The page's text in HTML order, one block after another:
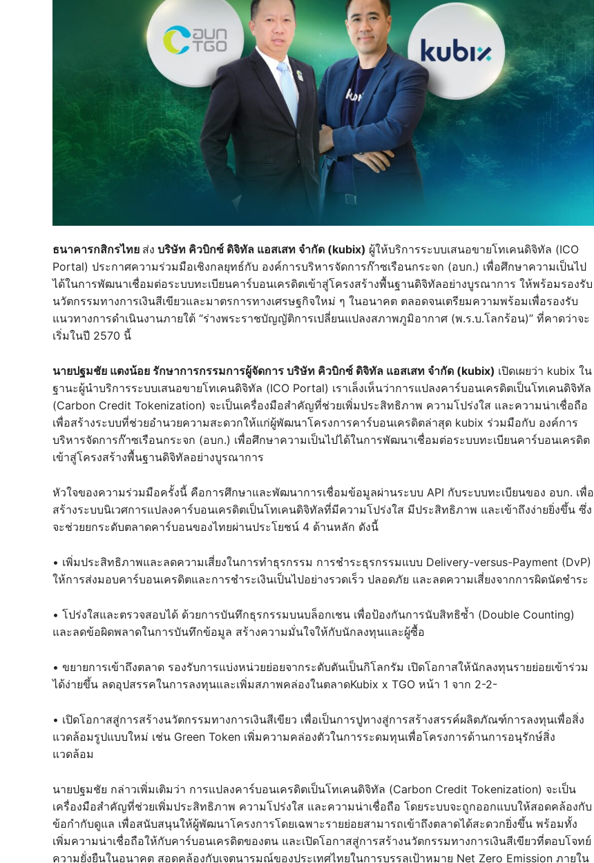
ธนาคารกสิกรไทย ส่ง บริษัท คิวบิกซ์ ดิจิทัล แอสเสท จำกัด (kubix) ผู้ให้บริการระบบเสนอขายโทเคนดิจิทัล (ICO
Portal) ประกาศความร่วมมือเชิงกลยุทธ์กับ องค์การบริหารจัดการก๊าซเรือนกระจก (อบก.) เพื่อศึกษาความเป็นไป
ได้ในการพัฒนาเชื่อมต่อระบบทะเบียนคาร์บอนเครดิตเข้าสู่โครงสร้างพื้นฐานดิจิทัลอย่างบูรณาการ ให้พร้อมรองรับ
นวัตกรรมทางการเงินสีเขียวและมาตรการทางเศรษฐกิจใหม่ ๆ ในอนาคต ตลอดจนเตรียมความพร้อมเพื่อรองรับ
แนวทางการดำเนินงานภายใต้ “ร่างพระราชบัญญัติการเปลี่ยนแปลงสภาพภูมิอากาศ (พ.ร.บ.โลกร้อน)” ที่คาดว่าจะ
เริ่มในปี 2570 นี้
นายปฐมชัย แตงน้อย รักษาการกรรมการผู้จัดการ บริษัท คิวบิกซ์ ดิจิทัล แอสเสท จำกัด (kubix) เปิดเผยว่า kubix ใน
ฐานะผู้นำบริการระบบเสนอขายโทเคนดิจิทัล (ICO Portal) เราเล็งเห็นว่าการแปลงคาร์บอนเครดิตเป็นโทเคนดิจิทัล
(Carbon Credit Tokenization) จะเป็นเครื่องมือสำคัญที่ช่วยเพิ่มประสิทธิภาพ ความโปร่งใส และความน่าเชื่อถือ
เพื่อสร้างระบบที่ช่วยอำนวยความสะดวกให้แก่ผู้พัฒนาโครงการคาร์บอนเครดิตล่าสุด kubix ร่วมมือกับ องค์การ
บริหารจัดการก๊าซเรือนกระจก (อบก.) เพื่อศึกษาความเป็นไปได้ในการพัฒนาเชื่อมต่อระบบทะเบียนคาร์บอนเครดิต
เข้าสู่โครงสร้างพื้นฐานดิจิทัลอย่างบูรณาการ
หัวใจของความร่วมมือครั้งนี้ คือการศึกษาและพัฒนาการเชื่อมข้อมูลผ่านระบบ API กับระบบทะเบียนของ อบก. เพื่อ
สร้างระบบนิเวศการแปลงคาร์บอนเครดิตเป็นโทเคนดิจิทัลที่มีความโปร่งใส มีประสิทธิภาพ และเข้าถึงง่ายยิ่งขึ้น ซึ่ง
จะช่วยยกระดับตลาดคาร์บอนของไทยผ่านประโยชน์ 4 ด้านหลัก ดังนี้
• เพิ่มประสิทธิภาพและลดความเสี่ยงในการทำธุรกรรม การชำระธุรกรรมแบบ Delivery-versus-Payment (DvP)
ให้การส่งมอบคาร์บอนเครดิตและการชำระเงินเป็นไปอย่างรวดเร็ว ปลอดภัย และลดความเสี่ยงจากการผิดนัดชำระ
• โปร่งใสและตรวจสอบได้ ด้วยการบันทึกธุรกรรมบนบล็อกเชน เพื่อป้องกันการนับสิทธิซ้ำ (Double Counting)
และลดข้อผิดพลาดในการบันทึกข้อมูล สร้างความมั่นใจให้กับนักลงทุนและผู้ซื้อ
• ขยายการเข้าถึงตลาด รองรับการแบ่งหน่วยย่อยจากระดับตันเป็นกิโลกรัม เปิดโอกาสให้นักลงทุนรายย่อยเข้าร่วม
ได้ง่ายขึ้น ลดอุปสรรคในการลงทุนและเพิ่มสภาพคล่องในตลาดKubix x TGO หน้า 1 จาก 2-2-
• เปิดโอกาสสู่การสร้างนวัตกรรมทางการเงินสีเขียว เพื่อเป็นการปูทางสู่การสร้างสรรค์ผลิตภัณฑ์การลงทุนเพื่อสิ่ง
แวดล้อมรูปแบบใหม่ เช่น Green Token เพิ่มความคล่องตัวในการระดมทุนเพื่อโครงการด้านการอนุรักษ์สิ่ง
แวดล้อม
นายปฐมชัย กล่าวเพิ่มเติมว่า การแปลงคาร์บอนเครดิตเป็นโทเคนดิจิทัล (Carbon Credit Tokenization) จะเป็น
เครื่องมือสำคัญที่ช่วยเพิ่มประสิทธิภาพ ความโปร่งใส และความน่าเชื่อถือ โดยระบบจะถูกออกแบบให้สอดคล้องกับ
ข้อกำกับดูแล เพื่อสนับสนุนให้ผู้พัฒนาโครงการโดยเฉพาะรายย่อยสามารถเข้าถึงตลาดได้สะดวกยิ่งขึ้น พร้อมทั้ง
เพิ่มความน่าเชื่อถือให้กับคาร์บอนเครดิตของตน และเปิดโอกาสสู่การสร้างนวัตกรรมทางการเงินสีเขียวที่ตอบโจทย์
ความยั่งยืนในอนาคต สอดคล้องกับเจตนารมณ์ของประเทศไทยในการบรรลุเป้าหมาย Net Zero Emission ภายใน